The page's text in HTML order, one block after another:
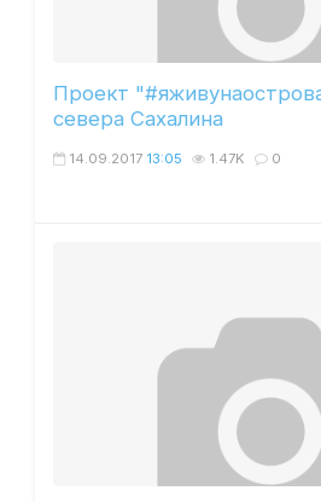
Проект
севера Сахалина
14.09.2017 13:05 1.47K 0